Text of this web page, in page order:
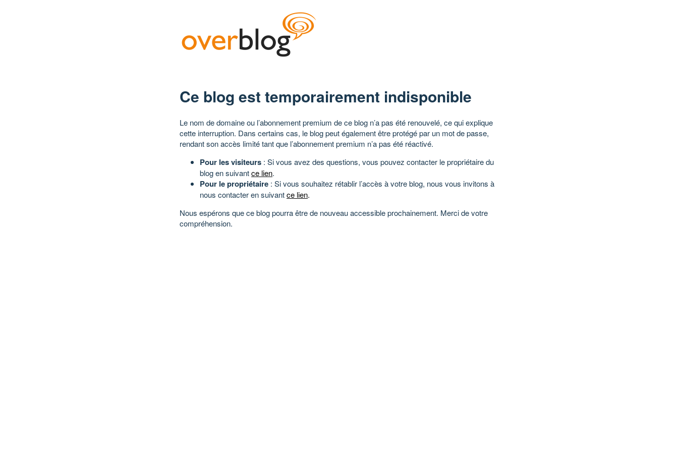
Ce blog est temporairement indisponible
Le nom de domaine ou l’abonnement premium de ce blog n’a pas été renouvelé, ce qui explique
cette interruption. Dans certains cas, le blog peut également être protégé par un mot de passe,
rendant son accès limité tant que l’abonnement premium n’a pas été réactivé.
Pour les visiteurs : Si vous avez des questions, vous pouvez contacter le propriétaire du
blog en suivantce lien.
Pour le propriétaire : Si vous souhaitez rétablir l’accès à votre blog, nous vous invitons à
nous contacter en suivantce lien.
Nous espérons que ce blog pourra être de nouveau accessible prochainement. Merci de votre
compréhension.